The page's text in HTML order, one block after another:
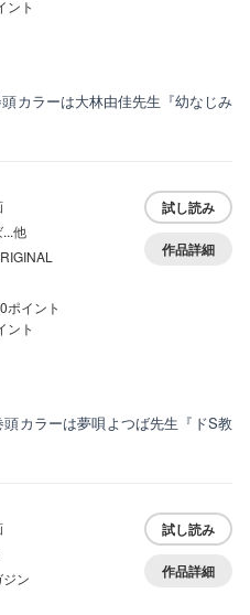
ント
カラーは大林由佳先生『幼なじみ
他
ポイント
ント
試し読み
作品詳細
頭カラーは夢唄よつば先生『ドS教
ン
試し読み
作品詳細